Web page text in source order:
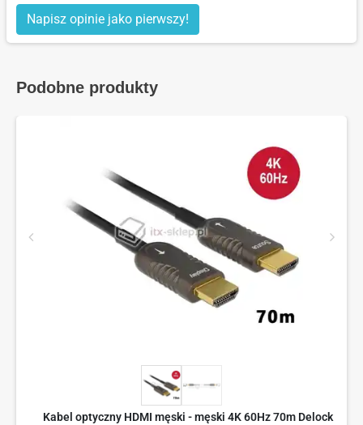
Napisz opinie jako pierwszy!
Podobne produkty
Kabel optyczny HDMI męski - męski 4K 60Hz 70m Delock